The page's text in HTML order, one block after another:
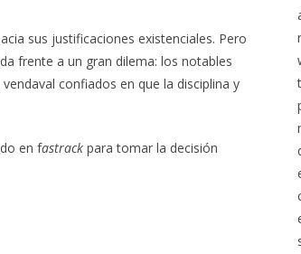
sus justificaciones existenciales. Pero
frente a un gran dilema: los notables
confiados en que la disciplina y
en fastrackpara tomar la decisión